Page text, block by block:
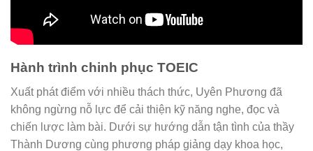
Hành trình chinh phục TOEIC
Xuất phát điểm với nhiều thách thức, Uyên Phương đã
không ngừng nỗ lực để cải thiện kỹ năng nghe, đọc và
chiến lược làm bài. Dưới sự hướng dẫn tận tình của thầy
Thành Dương cùng phương pháp giảng dạy khoa học,